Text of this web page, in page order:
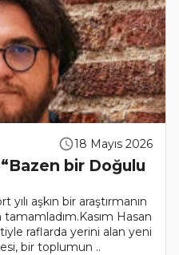
18 Mayıs 2026
bir Doğulu
aşkın bir araştırmanın
Hasan
raflarda yerini alan yeni
bir toplumun ..